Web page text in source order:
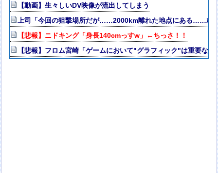
【動画】生々しいDV映像が流出してしまう
上司「今回の狙撃場所だが……2000km離れた地点にある……頼
【悲報】ニドキング「身長140cmっすw」←ちっさ！！
【悲報】フロム宮崎「ゲームにおいて"グラフィック"は重要な要